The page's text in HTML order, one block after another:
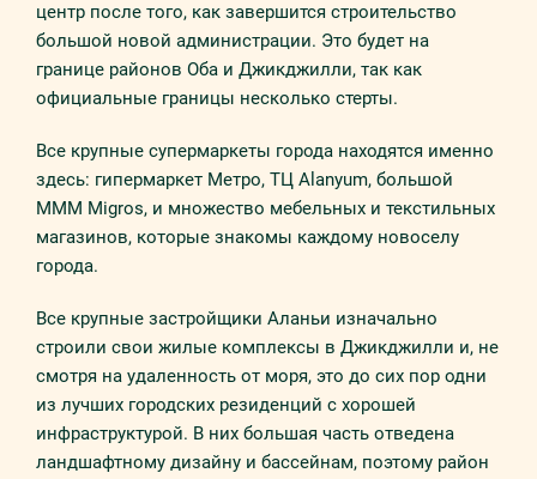
центр после того, как завершится строительство
большой новой администрации. Это будет на
границе районов Оба и Джикджилли, так как
официальные границы несколько стерты.
Все крупные супермаркеты города находятся именно
здесь: гипермаркет Метро, ТЦ Alanyum, большой
МММ Migros, и множество мебельных и текстильных
магазинов, которые знакомы каждому новоселу
города.
Все крупные застройщики Аланьи изначально
строили свои жилые комплексы в Джикджилли и, не
смотря на удаленность от моря, это до сих пор одни
из лучших городских резиденций с хорошей
инфраструктурой. В них большая часть отведена
ландшафтному дизайну и бассейнам, поэтому район